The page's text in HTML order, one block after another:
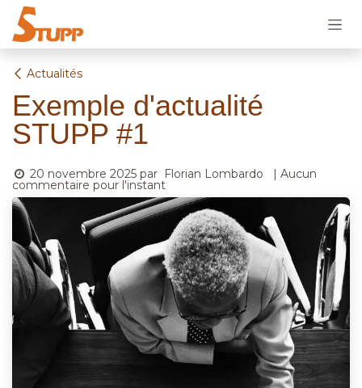
Se rendre au contenu
Actualités
Exemple d'actualité
STUPP #1
20 novembre 2025 par Florian Lombardo | Aucun
commentaire pour l'instant